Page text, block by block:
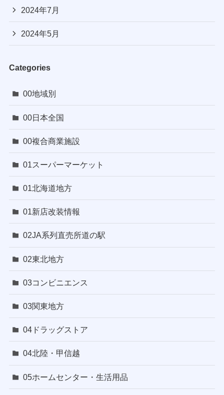
2024年7月
2024年5月
Categories
00地域別
00日本全国
00複合商業施設
01スーパーマーケット
01北海道地方
01新店改装情報
02JA系列直売所道の駅
02東北地方
03コンビニエンス
03関東地方
04ドラッグストア
04北陸・甲信越
05ホームセンター・生活用品